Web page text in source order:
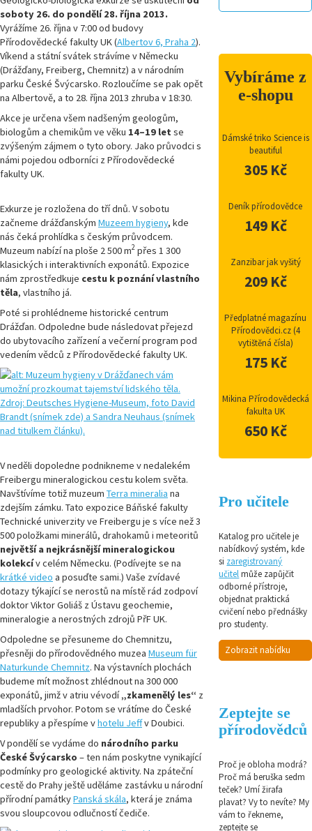
soboty 26. do pondělí 28. října 2013.
Vyrážíme 26. října v 7:00 od budovy
Přírodovědecké fakulty UK (Albertov 6, Praha 2).
Víkend a státní svátek strávíme v Německu
(Drážďany, Freiberg, Chemnitz) a v národním
parku České Švýcarsko. Rozloučíme se pak opět
na Albertově, a to 28. října 2013 zhruba v 18:30.
Akce je určena všem nadšeným geologům,
biologům a chemikům ve věku 14–19 let se
zvýšeným zájmem o tyto obory. Jako průvodci s
námi pojedou odborníci z Přírodovědecké
fakulty UK.
Exkurze je rozložena do tří dnů. V sobotu
začneme drážďanským Muzeem hygieny, kde
nás čeká prohlídka s českým průvodcem.
Muzeum nabízí na ploše 2 500 m2 přes 1 300
klasických i interaktivních exponátů. Expozice
nám zprostředkuje cestu k poznání vlastního
těla, vlastního já.
Poté si prohlédneme historické centrum
Drážďan. Odpoledne bude následovat přejezd
do ubytovacího zařízení a večerní program pod
vedením vědců z Přírodovědecké fakulty UK.
V neděli dopoledne podnikneme v nedalekém
Freibergu mineralogickou cestu kolem světa.
Navštívíme totiž muzeum Terra mineralia na
zdejším zámku. Tato expozice Báňské fakulty
Technické univerzity ve Freibergu je s více než 3
500 položkami minerálů, drahokamů i meteoritů
největší a nejkrásnější mineralogickou
kolekcív celém Německu. (Podívejte se na
krátké video a posuďte sami.) Vaše zvídavé
dotazy týkající se nerostů na místě rád zodpoví
doktor Viktor Goliáš z Ústavu geochemie,
mineralogie a nerostných zdrojů PřF UK.
Odpoledne se přesuneme do Chemnitzu,
přesněji do přírodovědného muzea Museum für
Naturkunde Chemnitz. Na výstavních plochách
budeme mít možnost zhlédnout na 300 000
exponátů, jimž v atriu vévodí„zkamenělý les“ z
mladších prvohor. Potom se vrátíme do České
republiky a přespíme vhotelu Jeffv Doubici.
V pondělí se vydáme do národního parku
České Švýcarsko – ten nám poskytne vynikající
podmínky pro geologické aktivity. Na zpáteční
cestě do Prahy ještě uděláme zastávku u národní
přírodní památkyPanská skála, která je známa
svou sloupcovou odlučností čediče.
Vybíráme z
e-shopu
Dámské triko Science is
beautiful
305 Kč
Deník přírodovědce
149 Kč
Zanzibar jak vyšitý
209 Kč
Předplatné magazínu
Přírodovědci.cz (4
vytištěná čísla)
175 Kč
Mikina Přírodovědecká
fakulta UK
650 Kč
Pro učitele
Katalog pro učitele je
nabídkový systém, kde
si zaregistrovaný
učitelmůže zapůjčit
odborné přístroje,
objednat praktická
cvičení nebo přednášky
pro studenty.
Zobrazit nabídku
Zeptejte se
přírodovědců
Proč je obloha modrá?
Proč má beruška sedm
teček? Umí žirafa
plavat? Vy to nevíte? My
vám to řekneme,
zeptejte se